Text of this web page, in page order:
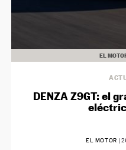
EL
DENZA Z9GT: el
EL MOTOR |